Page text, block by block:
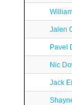
Jalen
Pavel
Nic
Jack